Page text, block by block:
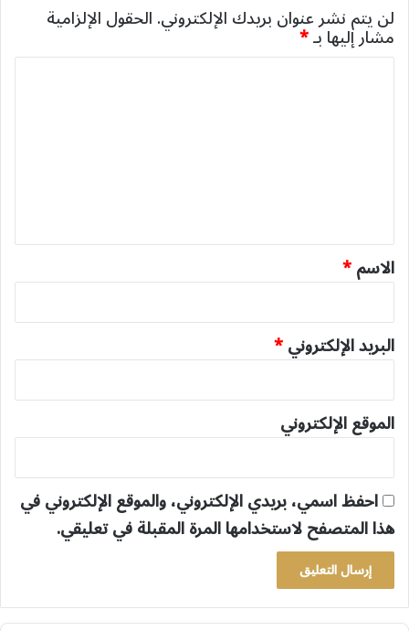
لن يتم نشر عنوان بريدك الإلكتروني.الحقول الإلزامية
مشار إليها بـ*
ق
*
الاسم*
البريد الإلكتروني*
الموقع الإلكتروني
احفظ اسمي، بريدي الإلكتروني، والموقع الإلكتروني في
هذا المتصفح لاستخدامها المرة المقبلة في تعليقي.